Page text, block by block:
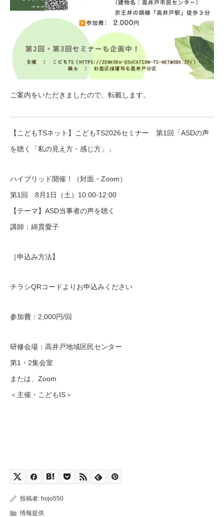
ご案内をいただきましたので、転載します。
【こどもTSネット】こどもTS2026セミナー 第1回「ASDの声
を聴く「私の見え方・感じ方」」
ハイブリッド開催！（対面・Zoom）
第1回 8月1日（土）10:00-12:00
【テーマ】ASD当事者の声を聴く
講師：綿貫愛子
［申込み方法】
チラシQRコードよりお申込みください
参加費：2,000円/回
研修会場：高井戸地域区民センター
第1・2集会室
または、Zoom
＜主催・こどもIS＞
投稿者: hojo550
情報提供